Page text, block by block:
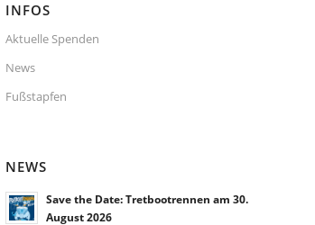
INFOS
Aktuelle Spenden
News
Fußstapfen
NEWS
Save the Date: Tretbootrennen am 30.
August 2026